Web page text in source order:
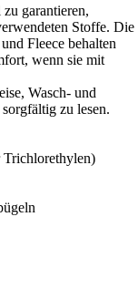
garantieren,
Stoffe. Die
Fleece behalten
wenn sie mit
Wasch- und
zu lesen.
Trichlorethylen)